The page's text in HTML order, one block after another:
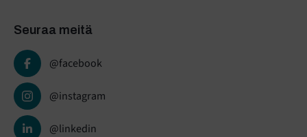
Seuraa meitä
@facebook
@instagram
@linkedin